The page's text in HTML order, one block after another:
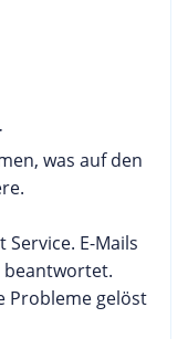
was auf den
E-Mails
beantwortet.
Probleme gelöst